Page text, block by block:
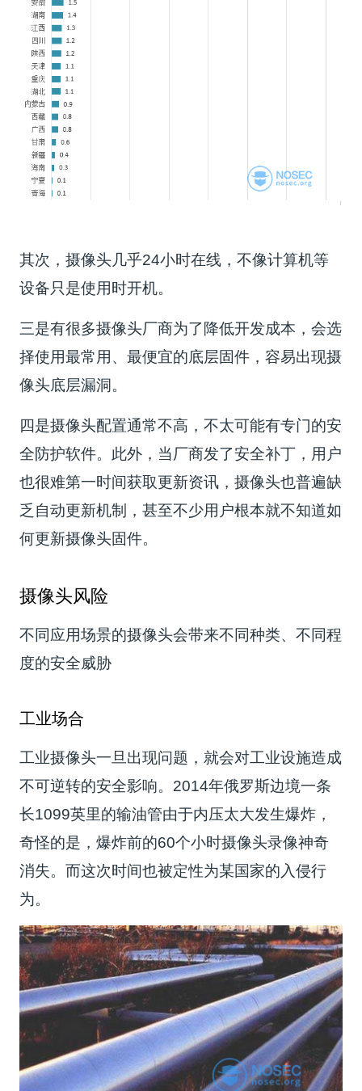
其次，摄像头几乎24小时在线，不像计算机等
设备只是使用时开机。
三是有很多摄像头厂商为了降低开发成本，会选
择使用最常用、最便宜的底层固件，容易出现摄
像头底层漏洞。
四是摄像头配置通常不高，不太可能有专门的安
全防护软件。此外，当厂商发了安全补丁，用户
也很难第一时间获取更新资讯，摄像头也普遍缺
乏自动更新机制，甚至不少用户根本就不知道如
何更新摄像头固件。
摄像头风险
不同应用场景的摄像头会带来不同种类、不同程
度的安全威胁
工业场合
工业摄像头一旦出现问题，就会对工业设施造成
不可逆转的安全影响。2014年俄罗斯边境一条
长1099英里的输油管由于内压太大发生爆炸，
奇怪的是，爆炸前的60个小时摄像头录像神奇
消失。而这次时间也被定性为某国家的入侵行
为。